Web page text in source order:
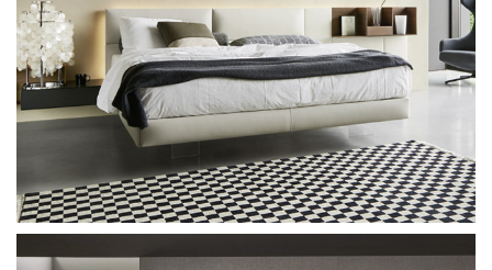
Sangiacomo Ecno